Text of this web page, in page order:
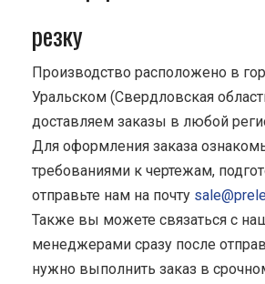
резку
Производство расположено в
Уральском (Свердловская
доставляем заказы в любой
Для оформления заказа
требованиями к чертежам,
отправьте нам на почту
Также вы можете связаться с
менеджерами сразу после
нужно выполнить заказ в